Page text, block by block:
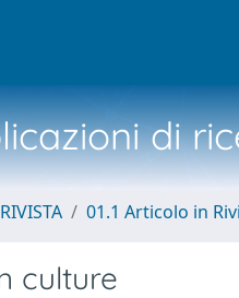
di
01.1 Articolo in
culture